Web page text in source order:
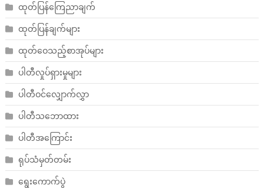
ထုတ်ပြန်ကြေညာချက်
ထုတ်ပြန်ချက်များ
ထုတ်ဝေသည့်စာအုပ်များ
ပါတီလှုပ်ရှားမှုများ
ပါတီဝင်လျှောက်လွှာ
ပါတီသဘောထား
ပါတီအကြောင်း
ရုပ်သံမှတ်တမ်း
ရွေးကောက်ပွဲ